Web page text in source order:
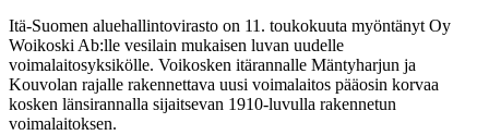
Itä-Suomen aluehallintovirasto on 11. toukokuuta myöntänyt Oy
Woikoski Ab:lle vesilain mukaisen luvan uudelle
voimalaitosyksikölle. Voikosken itärannalle Mäntyharjun ja
Kouvolan rajalle rakennettava uusi voimalaitos pääosin korvaa
kosken länsirannalla sijaitsevan 1910-luvulla rakennetun
voimalaitoksen.